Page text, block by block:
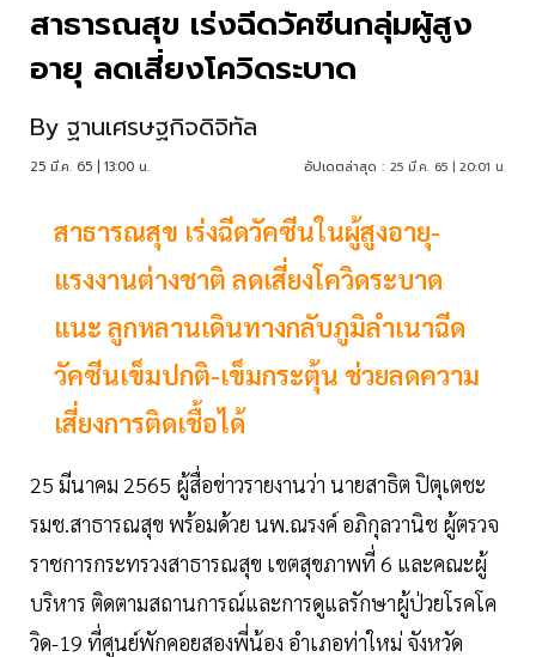
สาธารณสุข เร่งฉีดวัคซีนกลุ่มผู้สูง
อายุ ลดเสี่ยงโควิดระบาด
By ฐานเศรษฐกิจดิจิทัล
25 มี.ค. 65 | 13:00 น. อัปเดตล่าสุด : 25 มี.ค. 65 | 20:01 น.
สาธารณสุข เร่งฉีดวัคซีนในผู้สูงอายุ-
แรงงานต่างชาติ ลดเสี่ยงโควิดระบาด
แนะ ลูกหลานเดินทางกลับภูมิลำเนาฉีด
วัคซีนเข็มปกติ-เข็มกระตุ้น ช่วยลดความ
เสี่ยงการติดเชื้อได้
25 มีนาคม 2565 ผู้สื่อข่าวรายงานว่า นายสาธิต ปิตุเตชะ
รมช.สาธารณสุข พร้อมด้วย นพ.ณรงค์ อภิกุลวานิช ผู้ตรวจ
ราชการกระทรวงสาธารณสุข เขตสุขภาพที่ 6 และคณะผู้
บริหาร ติดตามสถานการณ์และการดูแลรักษาผู้ป่วยโรคโค
วิด-19 ที่ศูนย์พักคอยสองพี่น้อง อำเภอท่าใหม่ จังหวัด